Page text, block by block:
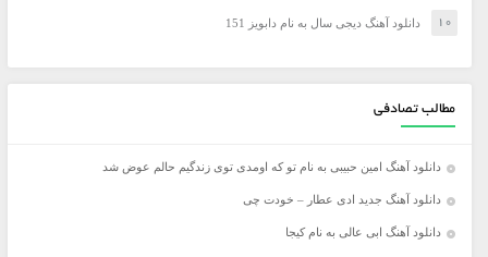
دانلود آهنگ دیجی سال به نام دابویز 151
مطالب تصادفی
دانلود آهنگ امین حبیبی به نام تو که اومدی توی زندگیم حالم عوض شد
دانلود آهنگ جدید ادی عطار – خودت چی
دانلود آهنگ ابی عالی به نام کیجا